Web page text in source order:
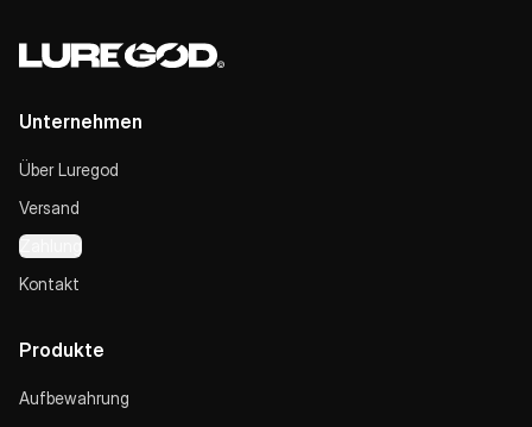
Unternehmen
Über Luregod
Versand
Zahlung
Kontakt
Produkte
Aufbewahrung